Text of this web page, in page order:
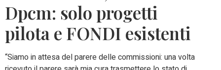
Dpcm: solo progetti
pilota e FONDI esistenti
“Siamo in attesa del parere delle commissioni: una volta